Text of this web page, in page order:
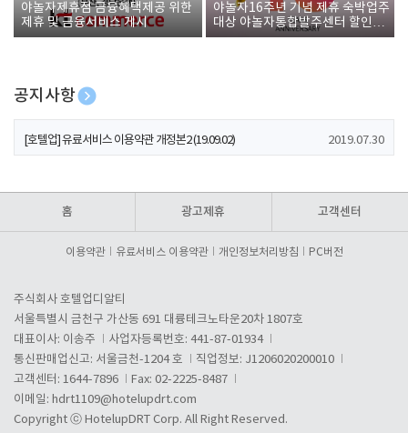
야놀자제휴점 금융혜택제공 위한
제휴 및 금융서비스 게시
야놀자16주년 기념 제휴 숙박업주
대상 야놀자통합발주센터 할인쿠
폰 증정
공지사항
[호텔업] 개인정보 처리방침 개정본1 (19.09.02)
[호텔업] 유료서비스 이용약관 개정본2 (19.09.02) 2019.07.30
홈 광고제휴 고객센터
이용약관 유료서비스 이용약관 개인정보처리방침 PC버전
주식회사 호텔업디알티
서울특별시 금천구 가산동 691 대륭테크노타운20차 1807호
대표이사: 이송주
사업자등록번호: 441-87-01934
통신판매업신고: 서울금천-1204 호
직업정보: J1206020200010
고객센터: 1644-7896
Fax: 02-2225-8487
이메일: hdrt1109@hotelupdrt.com
Copyright ⓒ HotelupDRT Corp. All Right Reserved.